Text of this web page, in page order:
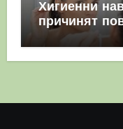
Хигиенни
причинят
полза